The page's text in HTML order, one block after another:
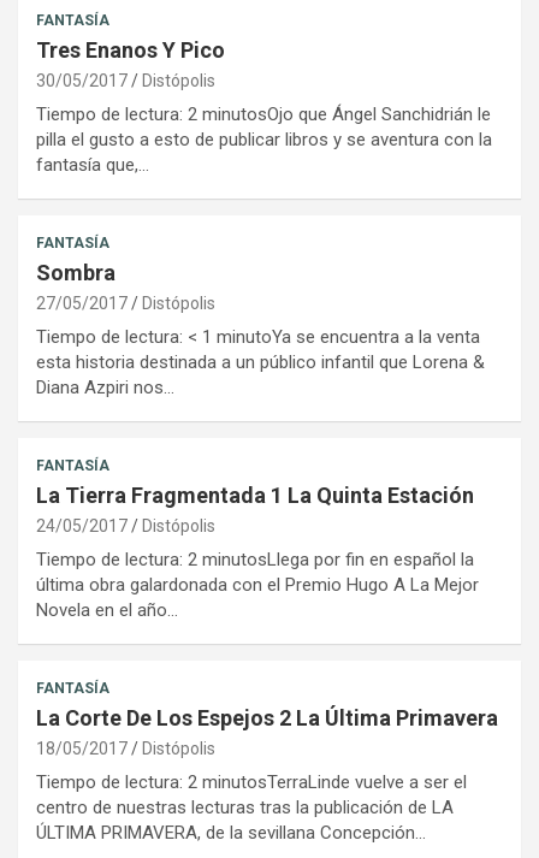
FANTASÍA
Tres Enanos Y Pico
30/05/2017 Distópolis
Tiempo de lectura: 2 minutosOjo que Ángel Sanchidrián le
pilla el gusto a esto de publicar libros y se aventura con la
fantasía que,…
FANTASÍA
Sombra
27/05/2017 Distópolis
Tiempo de lectura: < 1 minutoYa se encuentra a la venta
esta historia destinada a un público infantil que Lorena &
Diana Azpiri nos…
FANTASÍA
La Tierra Fragmentada 1 La Quinta Estación
24/05/2017 Distópolis
Tiempo de lectura: 2 minutosLlega por fin en español la
última obra galardonada con el Premio Hugo A La Mejor
Novela en el año…
FANTASÍA
La Corte De Los Espejos 2 La Última Primavera
18/05/2017 Distópolis
Tiempo de lectura: 2 minutosTerraLinde vuelve a ser el
centro de nuestras lecturas tras la publicación de LA
ÚLTIMA PRIMAVERA, de la sevillana Concepción…